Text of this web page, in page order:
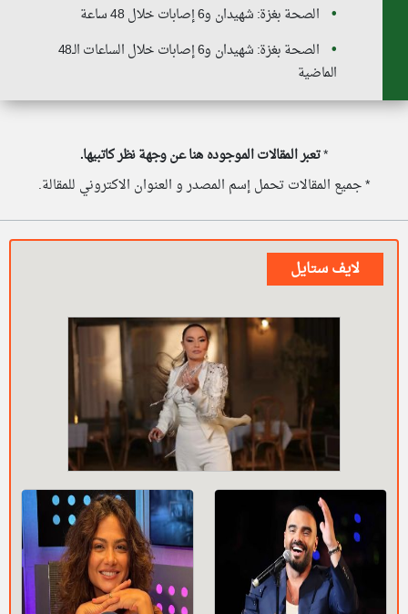
الصحة بغزة: شهيدان و6 إصابات خلال 48 ساعة
الصحة بغزة: شهيدان و6 إصابات خلال الساعات الـ48
الماضية
*تعبر المقالات الموجوده هنا عن وجهة نظر كاتبيها.
* جميع المقالات تحمل إسم المصدر و العنوان الاكتروني للمقالة.
لايف ستايل